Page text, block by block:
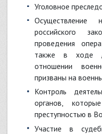
уголовное
осуществление надзора за исполнением
российского
проведения
также в ходе
отношении
призваны на
контроль деятельности правоохранительных
органов,
преступностью в
участие в судебных разбирательствах по